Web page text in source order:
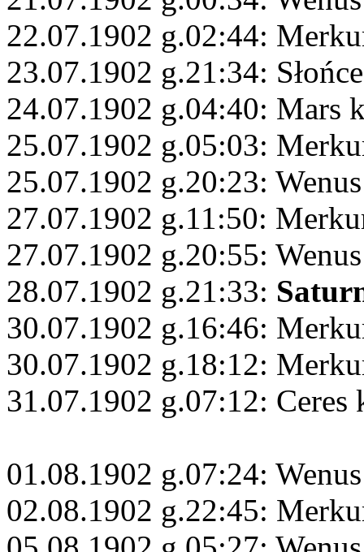
22.07.1902 g.02:44:
23.07.1902 g.21:34:
24.07.1902 g.04:40: Mars
25.07.1902 g.05:03:
25.07.1902 g.20:23:
27.07.1902 g.11:50:
27.07.1902 g.20:55:
28.07.1902 g.21:33:
30.07.1902 g.16:46:
30.07.1902 g.18:12:
31.07.1902 g.07:12:
01.08.1902 g.07:24:
02.08.1902 g.22:45: